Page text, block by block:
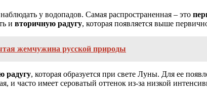
у водопадов. Самая распространенная – это
и вторичную радугу, которая появляется выше
жемчужина русской природы
радугу, которая образуется при свете Луны. Для ее
и часто имеет сероватый оттенок из-за низкой